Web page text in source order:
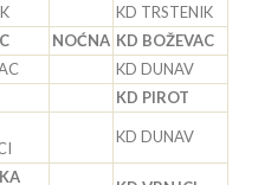
KD TRSTENIK
NOĆNA KD BOŽEVAC
KD DUNAV
KD PIROT
KD DUNAV